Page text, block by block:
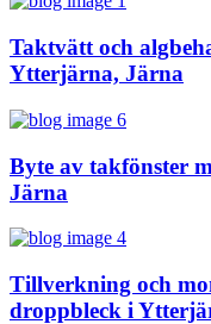
Taktvätt och
Ytterjärna, Järna
Byte av takfönster
Järna
Tillverkning och
droppbleck i